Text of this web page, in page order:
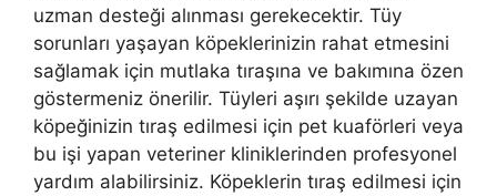
uzman desteği alınması gerekecektir. Tüy
sorunları yaşayan köpeklerinizin rahat etmesini
sağlamak için mutlaka tıraşına ve bakımına özen
göstermeniz önerilir. Tüyleri aşırı şekilde uzayan
köpeğinizin tıraş edilmesi için pet kuaförleri veya
bu işi yapan veteriner kliniklerinden profesyonel
yardım alabilirsiniz. Köpeklerin tıraş edilmesi için